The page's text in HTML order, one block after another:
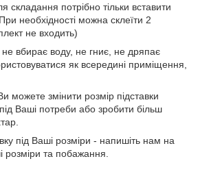
складання потрібно тільки вставити
необхідності можна склеїти 2
не входить)
вбирає воду, не гниє, не дряпає
як всередині приміщення,
змінити розмір підставки
Ваші потреби або зробити більш
під Ваші розміри - напишіть нам на
та побажання.